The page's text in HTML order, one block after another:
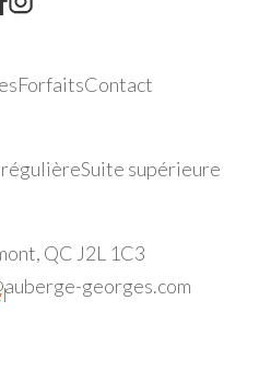
ForfaitsContact
Suite supérieure
QC J2L 1C3
georges.com